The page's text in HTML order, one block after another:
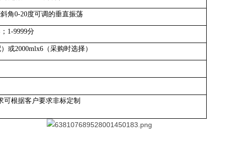
角0-20度可调的垂直振荡
1-9999分
或2000mlx6（采购时选择）
可根据客户要求非标定制